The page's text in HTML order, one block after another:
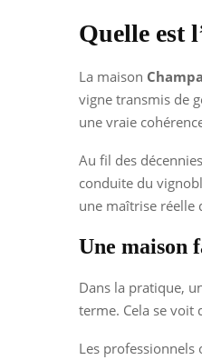
Quelle est
La maison
vigne transmis de
une vraie
Au fil des
conduite du
une maîtrise réelle
Une maison
Dans la pratique,
terme. Cela se voit
Les